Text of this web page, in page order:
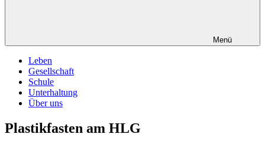
Menü
Leben
Gesellschaft
Schule
Unterhaltung
Über uns
Plastikfasten am HLG